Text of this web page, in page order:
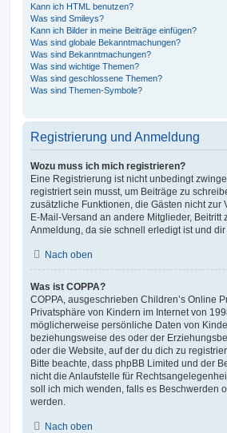
Kann ich HTML benutzen?
Was sind Smileys?
Kann ich Bilder in meine Beiträge einfügen?
Was sind globale Bekanntmachungen?
Was sind Bekanntmachungen?
Was sind wichtige Themen?
Was sind geschlossene Themen?
Was sind Themen-Symbole?
Registrierung und Anmeldung
Wozu muss ich mich registrieren?
Eine Registrierung ist nicht unbedingt
registriert sein musst, um Beiträge zu
zusätzliche Funktionen, die Gästen nicht zur
E-Mail-Versand an andere Mitglieder,
Anmeldung, da sie schnell erledigt ist und
Nach oben
Was ist COPPA?
COPPA, ausgeschrieben Children’s Online
Privatsphäre von Kindern im Internet von
möglicherweise persönliche Daten von
beziehungsweise des oder der
oder die Website, auf der du dich zu
Bitte beachte, dass phpBB Limited und der
nicht die Anlaufstelle für
soll ich mich wenden, falls es Beschwerden
werden.
Nach oben